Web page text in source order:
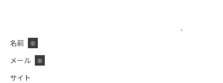
名前 ※
メール ※
サイト